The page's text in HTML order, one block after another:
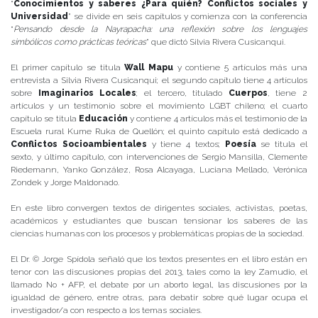
“Conocimientos y saberes ¿Para quién? Conflictos sociales y
Universidad ” se divide en seis capítulos y comienza con la conferencia
“Pensando desde la Nayrapacha: una reflexión sobre los lenguajes
simbólicos como prácticas teóricas” que dictó Silvia Rivera Cusicanqui.
El primer capítulo se titulaWall Mapu y contiene 5 artículos más una
entrevista a Silvia Rivera Cusicanqui; el segundo capítulo tiene 4 artículos
sobre Imaginarios Locales; el tercero, titulado Cuerpos, tiene 2
artículos y un testimonio sobre el movimiento LGBT chileno; el cuarto
capítulo se titula Educación y contiene 4 artículos más el testimonio de la
Escuela rural Kume Ruka de Quellón; el quinto capítulo está dedicado a
Conflictos Socioambientales y tiene 4 textos; Poesíase titula el
sexto, y último capítulo, con intervenciones de Sergio Mansilla, Clemente
Riedemann, Yanko González, Rosa Alcayaga, Luciana Mellado, Verónica
Zondek y Jorge Maldonado.
En este libro convergen textos de dirigentes sociales, activistas, poetas,
académicos y estudiantes que buscan tensionar los saberes de las
ciencias humanas con los procesos y problemáticas propias de la sociedad.
El Dr. © Jorge Spídola señaló que los textos presentes en el libro están en
tenor con las discusiones propias del 2013, tales como la ley Zamudio, el
llamado No + AFP, el debate por un aborto legal, las discusiones por la
igualdad de género, entre otras, para debatir sobre qué lugar ocupa el
investigador/a con respecto a los temas sociales.